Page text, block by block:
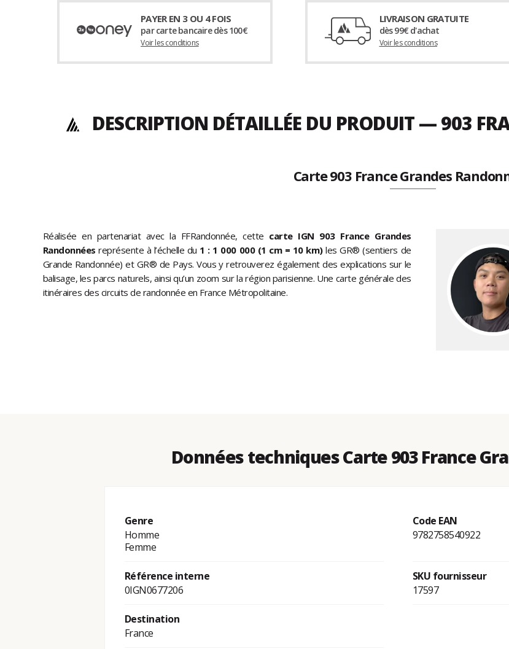
PAYER EN 3 OU 4 FOIS
par carte bancaire dès 100€
Voir les conditions
LIVRAISON GRATUITE
dès 99€ d'achat
Voir les conditions
DESCRIPTION DÉTAILLÉE DU PRODUIT — 903
Carte 903 France Grandes
Réalisée en partenariat avec la FFRandonnée, cette carte IGN 903 France Grandes
Randonnées représente à l’échelle du 1 : 1 000 000 (1 cm = 10 km)les GR® (sentiers de
Grande Randonnée) et GR® de Pays. Vous y retrouverez également des explications sur le
balisage, les parcs naturels, ainsi qu’un zoom sur la région parisienne. Une carte générale des
itinéraires des circuits de randonnée en France Métropolitaine.
Données techniques Carte 903 France
Genre
Homme
Femme
Code EAN
9782758540922
Référence interne
0IGN0677206
SKU fournisseur
17597
Destination
France